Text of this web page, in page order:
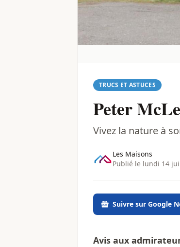
TRUCS ET ASTUCES
Peter
Vivez la nature à
Les Maisons
Publié le lundi 14
Suivre sur Google
Avis aux